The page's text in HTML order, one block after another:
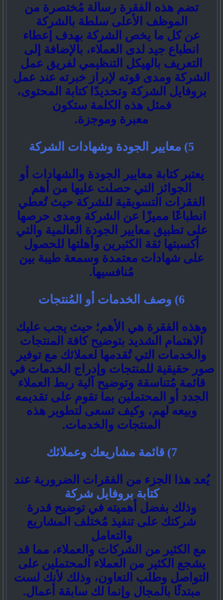
تضم هذه الفقرة رسالة مُختصرة من
الموظف الأعلى سلطة بالشركة
عن كل ما يخص الشركة بهدف إعطاء
انطباع جيد لدى العملاء، بالإضافة إلى
التعريف بالهيكل التنظيمي لفريق عمل
الشركة ومدى قوته لإبراز خبرته عند عمل
بروفايل الشركة وتحديدًا كتابة المحتوى،
فمثل هذه الكلمة ستكون
معبرة وموجزة.
5) معايير الجودة وشهادات الشركة
يعتبر كتابة معايير الجودة والشهادات أو
الجوائز التي حصلت عليها من أهم
الفقرات التسويقية للشركة حيث تُعطي
انطباعًا مميزًا عن الشركة ومدى حرصها
على تطبيق معايير الجودة العالمية والتي
أكسبتها ثقة الكثيرين وأهلتها للحصول
على شهادات معتمدة وسمعة طيبة بين
مُنافسيها.
6) وصف الخدمات أو المُنتجات
وهذه الفقرة هي الأهم؛ حيث يجب عليك
الاهتمام الشديد بتوضيح كافة المنتجات
والخدمات التي تُقدمها لعملائك مع توفير
صور حقيقية للمنتجات وإدراج الخدمات في
قائمة مُتناسقة وتوضيح آلية ربط العملاء
الجدد أو المحتملين بما تقوم على تقديمه
وبيعه لهم، وكيف تسعى لتطوير هذه
المنتجات والخدمات.
7) قائمة مشاريعك وعملائك
يُعد هذا الجزء من الفقرات الضرورية عند
كتابة بروفايل شركة
وذلك بفضل أهميته في توضيح قدرة
شركتك على تنفيذ مُختلف المشاريع
والتعامل
مع الكثير من الشركات والعملاء، مما قد
يشجع الكثير من العملاء المحتملين على
التواصل وطلب التعاون، وذلك لأنك لست
مبتدئًا بالمجال وإنما لك سابقة أعمال.